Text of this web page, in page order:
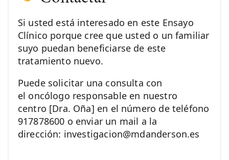
Si usted está interesado en este Ensayo
Clínico porque cree que usted o un familiar
suyo puedan beneficiarse de este
tratamiento nuevo.
Puede solicitar una consulta con
el oncólogo responsable en nuestro
centro [Dra. Oña] en el número de teléfono
917878600 o enviar un mail a la
dirección: investigacion@mdanderson.es